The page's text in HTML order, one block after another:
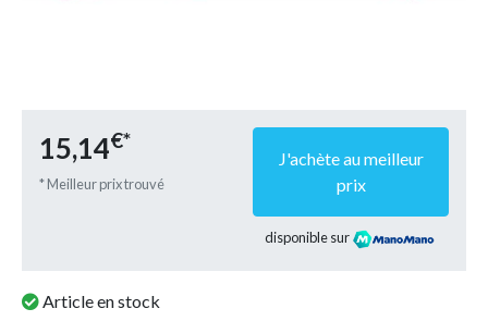
15,14€*
* Meilleur prix trouvé
J'achète au meilleur
prix
disponible sur
Article en stock